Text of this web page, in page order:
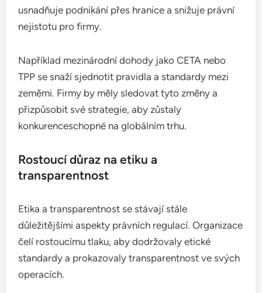
usnadňuje podnikání přes hranice a snižuje právní
nejistotu pro firmy.
Například mezinárodní dohody jako CETA nebo
TPP se snaží sjednotit pravidla a standardy mezi
zeměmi. Firmy by měly sledovat tyto změny a
přizpůsobit své strategie, aby zůstaly
konkurenceschopné na globálním trhu.
Rostoucí důraz na etiku a
transparentnost
Etika a transparentnost se stávají stále
důležitějšími aspekty právních regulací. Organizace
čelí rostoucímu tlaku, aby dodržovaly etické
standardy a prokazovaly transparentnost ve svých
operacích.